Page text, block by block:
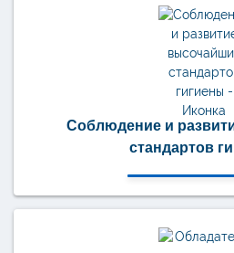
Соблюдение и
стандартов